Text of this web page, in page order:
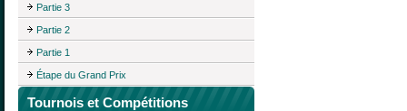
Partie 3
Partie 2
Partie 1
Étape du Grand Prix
Tournois et Compétitions